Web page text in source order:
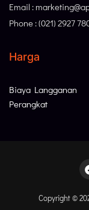
Email :
Phone : (021) 2927
Harga
Biaya Langganan
Perangkat
Copyright ©